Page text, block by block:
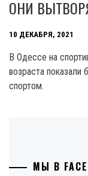
ОНИ
10 ДЕКАБРЯ, 2021
В Одессе на
возраста показали
спортом.
МЫ В